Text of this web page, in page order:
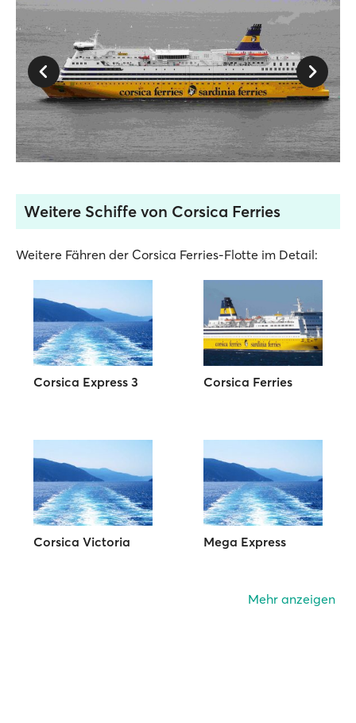
Weitere Schiffe von Corsica Ferries
Weitere Fähren der Corsica Ferries-Flotte im Detail:
Corsica Express 3 Corsica Ferries
Corsica Victoria Mega Express
Mehr anzeigen